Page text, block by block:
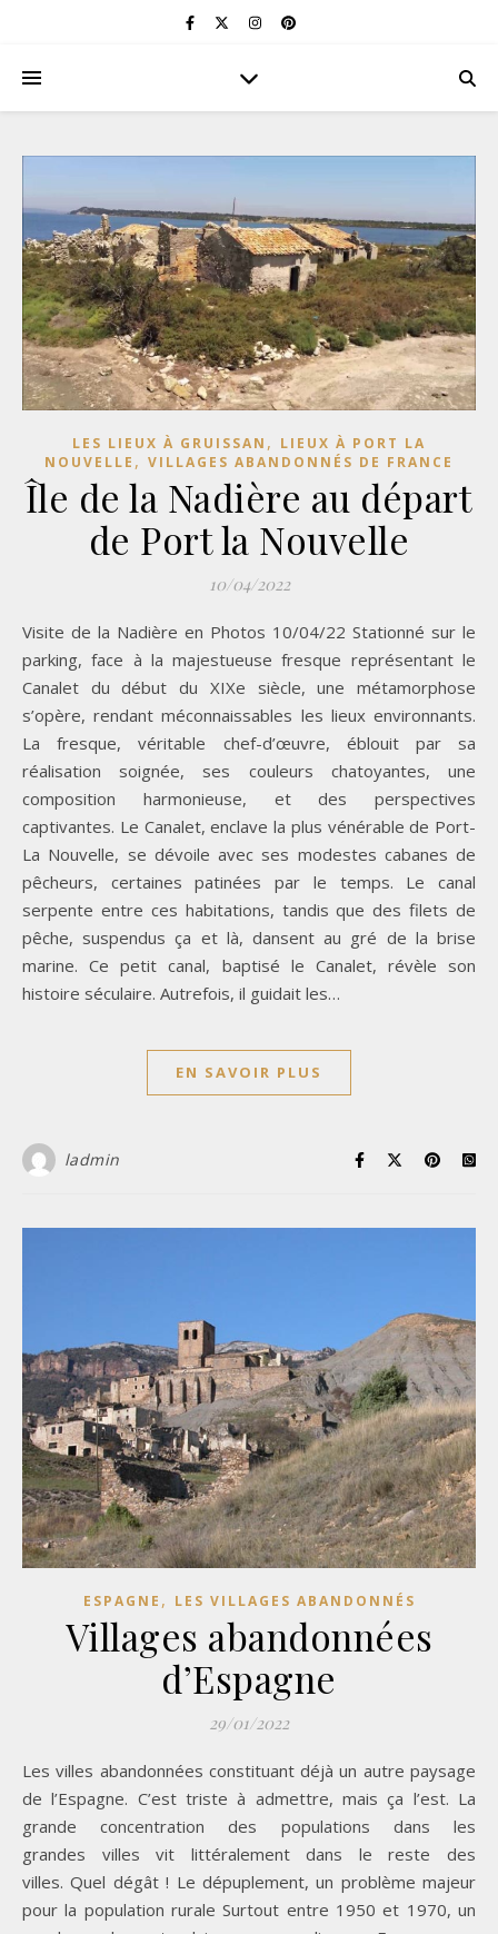
LES LIEUX À GRUISSAN , LIEUX À PORT LA
NOUVELLE , VILLAGES ABANDONNÉS DE FRANCE
Île de la Nadière au départ
de Port la Nouvelle
10/04/2022
Visite de la Nadière en Photos 10/04/22 Stationné sur le
parking, face à la majestueuse fresque représentant le
Canalet du début du XIXe siècle, une métamorphose
s’opère, rendant méconnaissables les lieux environnants.
La fresque, véritable chef-d’œuvre, éblouit par sa
réalisation soignée, ses couleurs chatoyantes, une
composition harmonieuse, et des perspectives
captivantes. Le Canalet, enclave la plus vénérable de Port-
La Nouvelle, se dévoile avec ses modestes cabanes de
pêcheurs, certaines patinées par le temps. Le canal
serpente entre ces habitations, tandis que des filets de
pêche, suspendus ça et là, dansent au gré de la brise
marine. Ce petit canal, baptisé le Canalet, révèle son
histoire séculaire. Autrefois, il guidait les…
EN SAVOIR PLUS
ladmin
ESPAGNE , LES VILLAGES ABANDONNÉS
Villages abandonnées
d’Espagne
29/01/2022
Les villes abandonnées constituant déjà un autre paysage
de l’Espagne. C’est triste à admettre, mais ça l’est. La
grande concentration des populations dans les
grandes villes vit littéralement dans le reste des
villes. Quel dégât ! Le dépuplement, un problème majeur
pour la population rurale Surtout entre 1950 et 1970, un